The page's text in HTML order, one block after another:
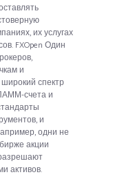
их услугах
FXOpen Один
и
спектр
счета и
и
одни не
акции
активов.